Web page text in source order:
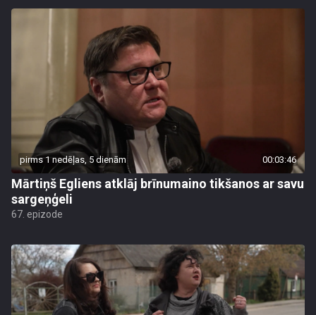
pirms 1 nedēļas, 5 dienām 00:03:46
Mārtiņš Egliens atklāj brīnumaino tikšanos ar savu
sargeņģeli
67. epizode